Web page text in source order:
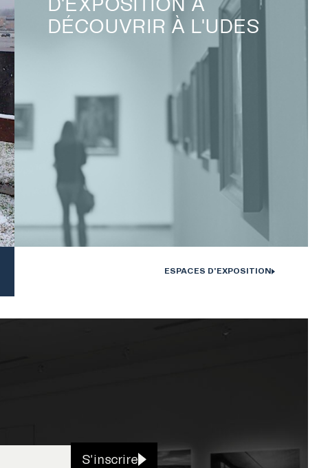
DÉCOUVRIR À L'UDES
ESPACES D'EXPOSITION
S'inscrire